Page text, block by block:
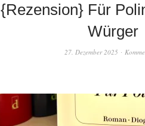
{Rezension} Für
Würger
27. Dezember 2025